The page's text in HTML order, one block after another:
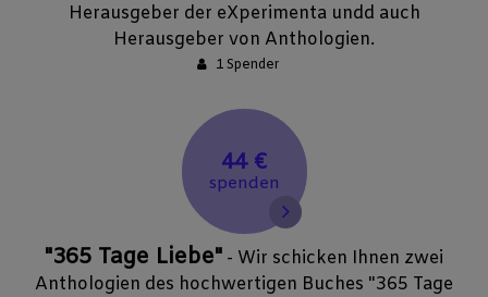
Herausgeber der eXperimenta undd auch
Herausgeber von Anthologien.
1 Spender
44 €
spenden
"365 Tage Liebe" - Wir schicken Ihnen zwei
Anthologien des hochwertigen Buches "365 Tage